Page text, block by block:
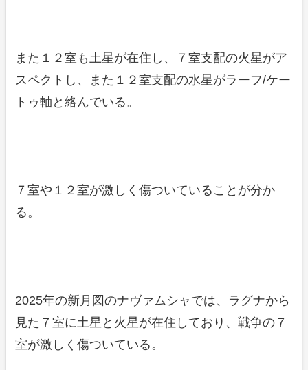
また１２室も土星が在住し、７室支配の火星がア
スペクトし、また１２室支配の水星がラーフ/ケー
トゥ軸と絡んでいる。
７室や１２室が激しく傷ついていることが分か
る。
2025年の新月図のナヴァムシャでは、ラグナから
見た７室に土星と火星が在住しており、戦争の７
室が激しく傷ついている。